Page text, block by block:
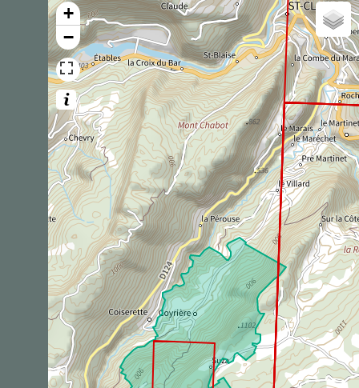
1observation
Dernière observation en2025 Fiche espèce
Cassenoix moucheté
Nucifraga caryocatactes
(Linnaeus, 1758)
1observation
Dernière observation en2025 Fiche espèce
+
−